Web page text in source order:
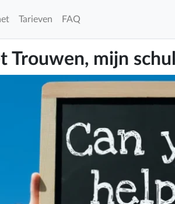
Tarieven FAQ
Trouwen, mijn